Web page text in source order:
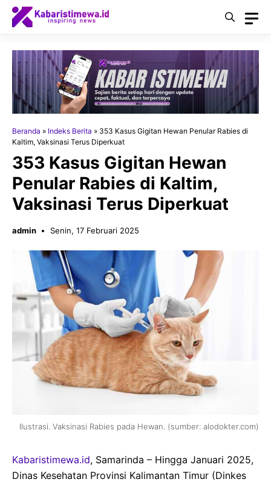
Langsung
Beranda » Indeks Berita » 353 Kasus Gigitan Hewan Penular Rabies di
Kaltim, Vaksinasi Terus Diperkuat
353 Kasus Gigitan Hewan
Penular Rabies di Kaltim,
Vaksinasi Terus Diperkuat
admin Senin, 17 Februari 2025
Ilustrasi. Vaksinasi Rabies pada Hewan. (sumber: alodokter.com)
Kabaristimewa.id, Samarinda – Hingga Januari 2025,
Dinas Kesehatan Provinsi Kalimantan Timur (Dinkes